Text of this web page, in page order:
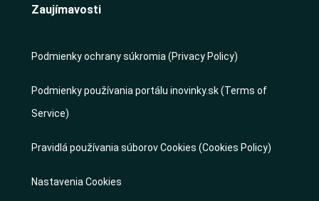
Zaujímavosti
Podmienky ochrany súkromia (Privacy Policy)
Podmienky používania portálu inovinky.sk (Terms of
Service)
Pravidlá používania súborov Cookies (Cookies Policy)
Nastavenia Cookies